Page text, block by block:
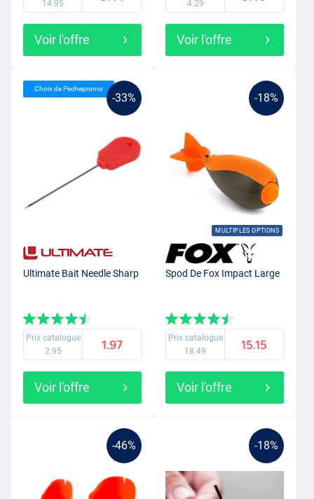
14.95
Voir l'offre
4.29
Voir l'offre
-33%
Choix de Pechepromo
Ultimate Bait Needle Sharp
Prix catalogue
2.95
1.97
Voir l'offre
-18%
MULTIPLES OPTIONS
Spod De Fox Impact Large
Prix catalogue
18.49
15.15
Voir l'offre
-46% -18%